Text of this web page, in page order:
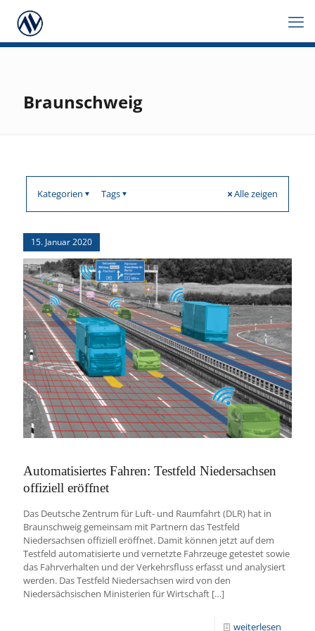
Braunschweig
Kategorien Tags Alle zeigen
15. Januar 2020
Automatisiertes Fahren: Testfeld Niedersachsen
offiziell eröffnet
Das Deutsche Zentrum für Luft- und Raumfahrt (DLR) hat in
Braunschweig gemeinsam mit Partnern das Testfeld
Niedersachsen offiziell eröffnet. Damit können jetzt auf dem
Testfeld automatisierte und vernetzte Fahrzeuge getestet sowie
das Fahrverhalten und der Verkehrsfluss erfasst und analysiert
werden. Das Testfeld Niedersachsen wird von den
Niedersächsischen Ministerien für Wirtschaft […]
weiterlesen